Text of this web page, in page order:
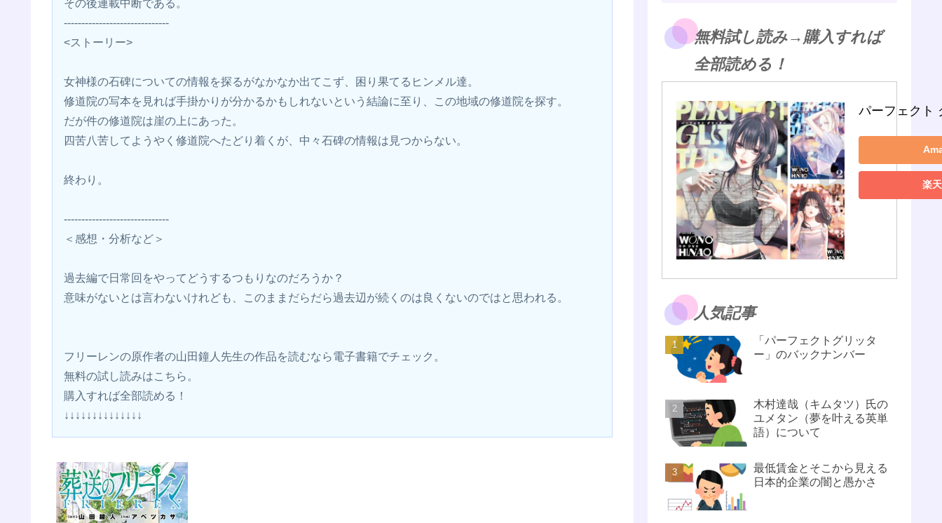
その後連載中断である。
------------------------------
<ストーリー>
女神様の石碑についての情報を探るがなかなか出てこず、困り果てるヒンメル達。
修道院の写本を見れば手掛かりが分かるかもしれないという結論に至り、この地域の修道院を探す。
だが件の修道院は崖の上にあった。
四苦八苦してようやく修道院へたどり着くが、中々石碑の情報は見つからない。
終わり。
------------------------------
＜感想・分析など＞
過去編で日常回をやってどうするつもりなのだろうか？
意味がないとは言わないけれども、このままだらだら過去辺が続くのは良くないのではと思われる。
フリーレンの原作者の山田鐘人先生の作品を読むなら電子書籍でチェック。
無料の試し読みはこちら。
購入すれば全部読める！
↓↓↓↓↓↓↓↓↓↓↓↓↓↓
無料試し読み→購入すれば
全部読める！
パーフェクト
楽
人気記事
「パーフェクトグリッタ
ー」のバックナンバー
木村達哉（キムタツ）氏の
ユメタン（夢を叶える英単
語）について
最低賃金とそこから見える
日本的企業の闇と愚かさ